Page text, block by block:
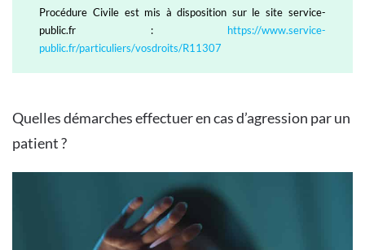
Procédure Civile est mis à disposition sur le site service-
public.fr : https://www.service-
public.fr/particuliers/vosdroits/R11307
Quelles démarches effectuer en cas d’agression par un
patient ?